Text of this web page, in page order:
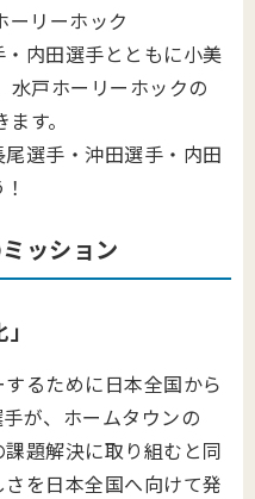
ーリーホック
内田選手とともに小美
水戸ホーリーホックの
す。
選手・沖田選手・内田
ッション
るために日本全国から
が、ホームタウンの
題解決に取り組むと同
を日本全国へ向けて発